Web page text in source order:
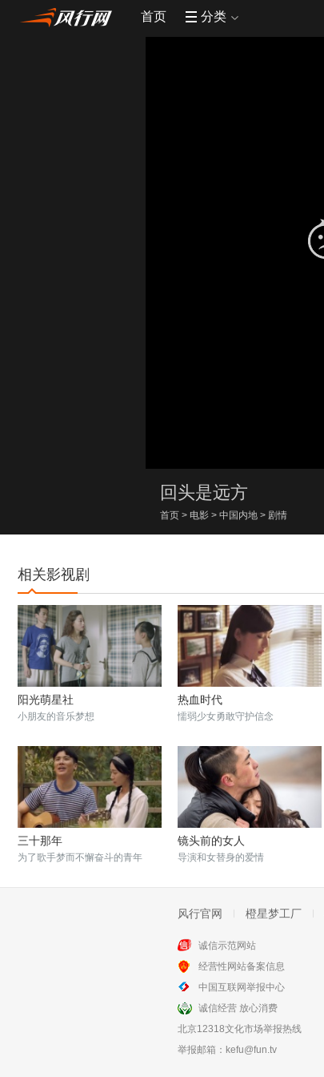
首页 分类
回头是远方
首页 > 电影 > 中国内地 > 剧情
相关影视剧
阳光萌星社
小朋友的音乐梦想
热血时代
懦弱少女勇敢守护信念
三十那年
为了歌手梦而不懈奋斗的青年
镜头前的女人
导演和女替身的爱情
斗爱
风行官网 橙星梦工厂
诚信示范网站
经营性网站备案信息
中国互联网举报中心
诚信经营 放心消费
北京12318文化市场举报热线
举报邮箱： kefu@fun.tv